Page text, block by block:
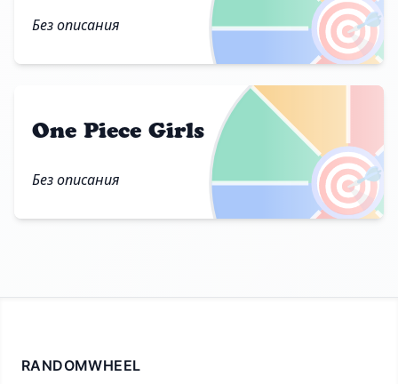
🎯
Без описания
🎯
One Piece Girls
Без описания
RANDOMWHEEL